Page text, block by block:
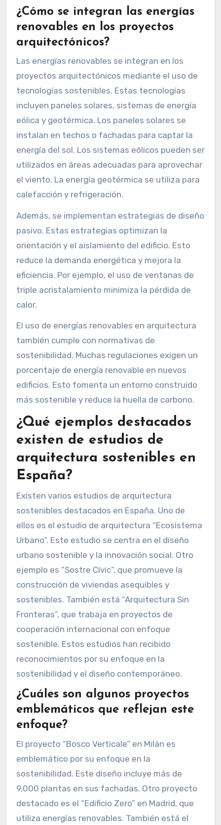
¿Cómo se integran las energías
renovables en los proyectos
arquitectónicos?
Las energías renovables se integran en los
proyectos arquitectónicos mediante el uso de
tecnologías sostenibles. Estas tecnologías
incluyen paneles solares, sistemas de energía
eólica y geotérmica. Los paneles solares se
instalan en techos o fachadas para captar la
energía del sol. Los sistemas eólicos pueden ser
utilizados en áreas adecuadas para aprovechar
el viento. La energía geotérmica se utiliza para
calefacción y refrigeración.
Además, se implementan estrategias de diseño
pasivo. Estas estrategias optimizan la
orientación y el aislamiento del edificio. Esto
reduce la demanda energética y mejora la
eficiencia. Por ejemplo, el uso de ventanas de
triple acristalamiento minimiza la pérdida de
calor.
El uso de energías renovables en arquitectura
también cumple con normativas de
sostenibilidad. Muchas regulaciones exigen un
porcentaje de energía renovable en nuevos
edificios. Esto fomenta un entorno construido
más sostenible y reduce la huella de carbono.
¿Qué ejemplos destacados
existen de estudios de
arquitectura sostenibles en
España?
Existen varios estudios de arquitectura
sostenibles destacados en España. Uno de
ellos es el estudio de arquitectura “Ecosistema
Urbano”. Este estudio se centra en el diseño
urbano sostenible y la innovación social. Otro
ejemplo es “Sostre Cívic”, que promueve la
construcción de viviendas asequibles y
sostenibles. También está “Arquitectura Sin
Fronteras”, que trabaja en proyectos de
cooperación internacional con enfoque
sostenible. Estos estudios han recibido
reconocimientos por su enfoque en la
sostenibilidad y el diseño contemporáneo.
¿Cuáles son algunos proyectos
emblemáticos que reflejan este
enfoque?
El proyecto “Bosco Verticale” en Milán es
emblemático por su enfoque en la
sostenibilidad. Este diseño incluye más de
9,000 plantas en sus fachadas. Otro proyecto
destacado es el “Edificio Zero” en Madrid, que
utiliza energías renovables. También está el